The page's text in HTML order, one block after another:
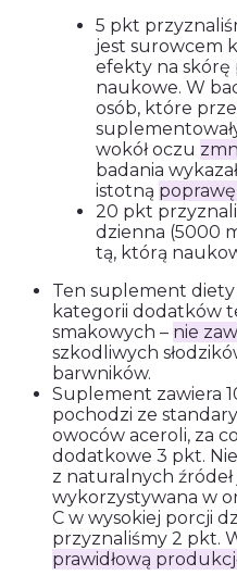
5 pkt
jest surowcem
efekty na skórę
naukowe. W
osób, które
wokół oczu
badania
istotną
20 pkt
dzienna (5000
tą, którą
Ten suplement diety
kategorii dodatków
smakowych – nie
szkodliwych
barwników.
Suplement zawiera
pochodzi ze
owoców aceroli, za
dodatkowe 3 pkt.
z naturalnych
wykorzystywana w
C w wysokiej porcji
przyznaliśmy 2 pkt.
prawidłową